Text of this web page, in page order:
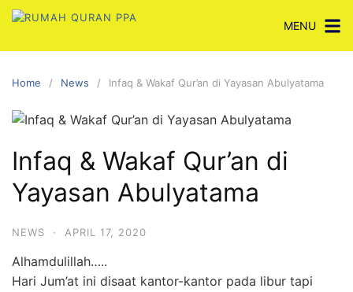
Skip
content
MENU
Home News Infaq & Wakaf Qur’an di Yayasan Abulyatama
Infaq & Wakaf Qur’an di
Yayasan Abulyatama
NEWS · APRIL 17, 2020
Alhamdulillah…..
Hari Jum’at ini disaat kantor-kantor pada libur tapi